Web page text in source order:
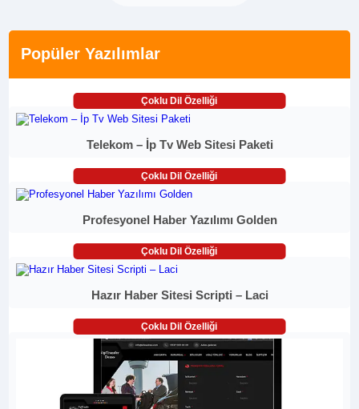
Popüler Yazılımlar
Çoklu Dil Özelliği
Telekom – İp Tv Web Sitesi Paketi
Çoklu Dil Özelliği
Profesyonel Haber Yazılımı Golden
Çoklu Dil Özelliği
Hazır Haber Sitesi Scripti – Laci
Çoklu Dil Özelliği